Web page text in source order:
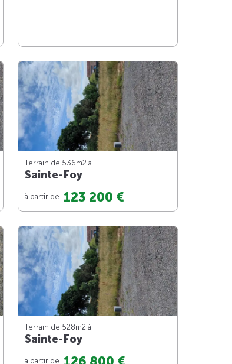
Terrain de 536m2 à
Sainte-Foy
à partir de 123 200 €
Terrain de 528m2 à
Sainte-Foy
à partir de